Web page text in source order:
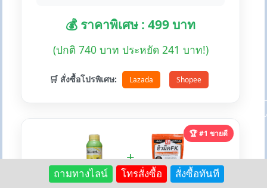
💰 ราคาพิเศษ : 499 บาท
(ปกติ 740 บาท ประหยัด 241 บาท!)
🛒 สั่งซื้อโปรพิเศษ: Lazada Shopee
🏆 #1 ขายดี
+
ถามทางไลน์ โทรสั่งซื้อ สั่งซื้อทันที